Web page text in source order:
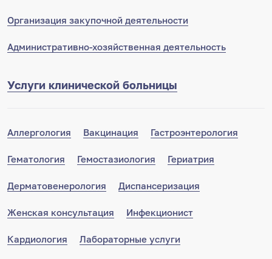
Организация закупочной деятельности
Административно-хозяйственная деятельность
Услуги клинической больницы
Аллергология Вакцинация Гастроэнтерология
Гематология Гемостазиология Гериатрия
Дерматовенерология Диспансеризация
Женская консультация Инфекционист
Кардиология Лабораторные услуги